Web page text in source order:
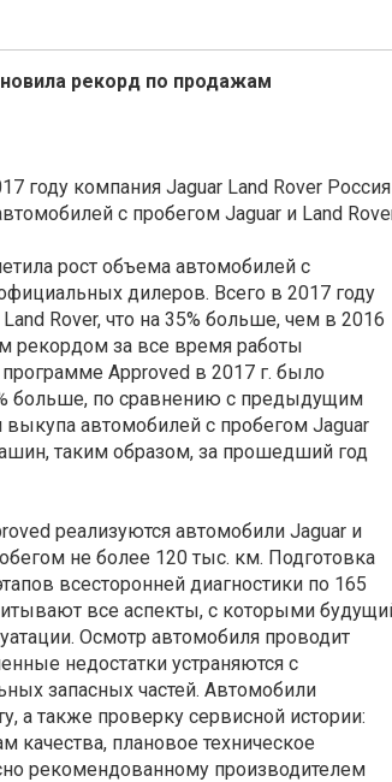
рекорд по продажам
году компания Jaguar Land Rover Россия
с пробегом Jaguar и Land
рост объема автомобилей с
дилеров. Всего в 2017 году
Rover, что на 35% больше, чем в 2016
рекордом за все время работы
Approved в 2017 г. было
больше, по сравнению с предыдущим
автомобилей с пробегом Jaguar
таким образом, за прошедший год
реализуются автомобили Jaguar и
не более 120 тыс. км. Подготовка
всесторонней диагностики по 165
все аспекты, с которыми
Осмотр автомобиля проводит
недостатки устраняются с
запасных частей. Автомобили
а также проверку сервисной истории:
качества, плановое техническое
рекомендованному производителем